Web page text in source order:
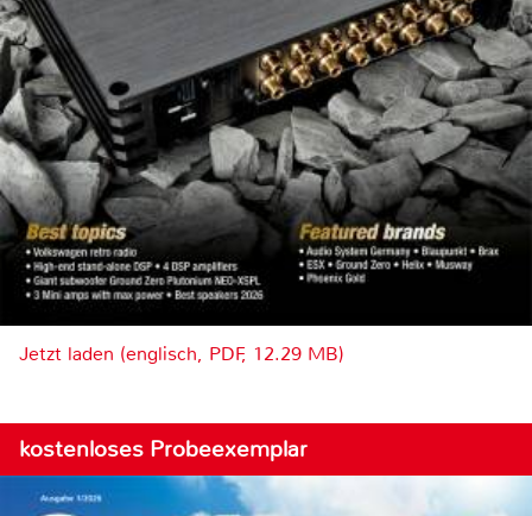
Jetzt laden (englisch, PDF, 12.29 MB)
kostenloses Probeexemplar